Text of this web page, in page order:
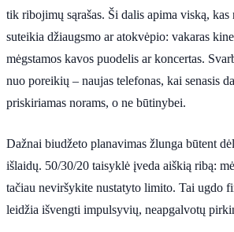
tik ribojimų sąrašas. Ši dalis apima viską, kas
suteikia džiaugsmo ar atokvėpio: vakaras
mėgstamos kavos puodelis ar koncertas.
nuo poreikių – naujas telefonas, kai senasis
priskiriamas norams, o ne būtinybei.
Dažnai biudžeto planavimas žlunga būtent
išlaidų. 50/30/20 taisyklė įveda aiškią ribą:
tačiau neviršykite nustatyto limito. Tai ugdo
leidžia išvengti impulsyvių, neapgalvotų